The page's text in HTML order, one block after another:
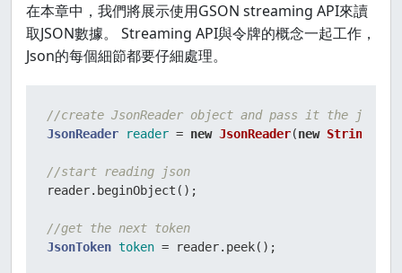
在本章中，我們將展示使用GSON streaming API來讀
取JSON數據。 Streaming API與令牌的概念一起工作，
Json的每個細節都要仔細處理。
//create JsonReader object and pass it the json
JsonReader
reader = new JsonReader(new
//start reading json
reader.beginObject();
//get the next token
JsonToken token = reader.peek();